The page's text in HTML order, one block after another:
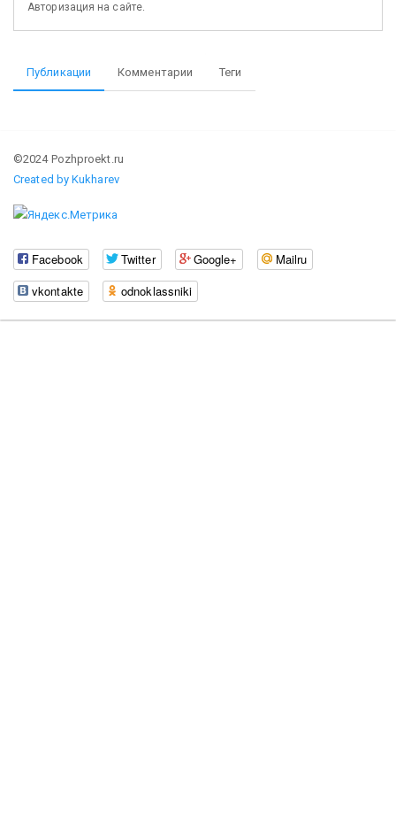
Авторизация на сайте.
Публикации Комментарии Теги
©2024 Pozhproekt.ru
Created by Kukharev
Facebook Twitter Google+
Mailru
vkontakte
odnoklassniki